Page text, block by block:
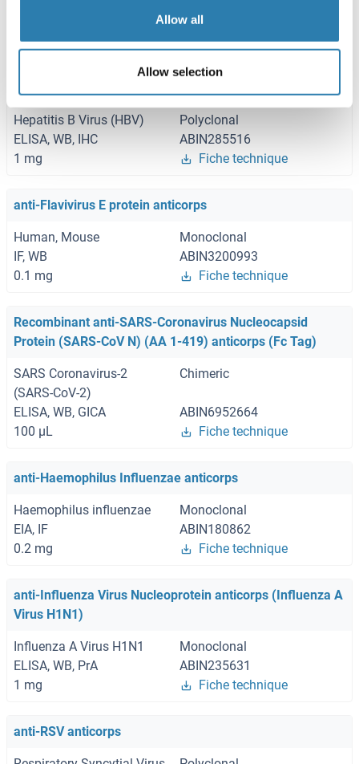
Allow all
Allow selection
ABIN6574100
96 tests
Fiche technique
Hepatitis B Virus (HBV)
Polyclonal
ELISA, WB, IHC
ABIN285516
1 mg
Fiche technique
anti-Flavivirus E protein anticorps
Human, Mouse
Monoclonal
IF, WB
ABIN3200993
0.1 mg
Fiche technique
Recombinant anti-SARS-Coronavirus Nucleocapsid
Protein (SARS-CoV N) (AA 1-419) anticorps (Fc Tag)
SARS Coronavirus-2
(SARS-CoV-2)
Chimeric
ELISA, WB, GICA
ABIN6952664
100 μL
Fiche technique
anti-Haemophilus Influenzae anticorps
Haemophilus influenzae
Monoclonal
EIA, IF
ABIN180862
0.2 mg
Fiche technique
anti-Influenza Virus Nucleoprotein anticorps (Influenza A
Virus H1N1)
Influenza A Virus H1N1
Monoclonal
ELISA, WB, PrA
ABIN235631
1 mg
Fiche technique
anti-RSV anticorps